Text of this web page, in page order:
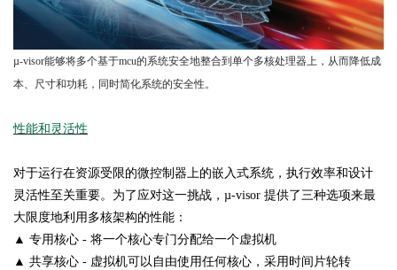
µ-visor能够将多个基于mcu的系统安全地整合到单个多核处理器上，从而降低成
本、尺寸和功耗，同时简化系统的安全性。
性能和灵活性
对于运行在资源受限的微控制器上的嵌入式系统，执行效率和设计
灵活性至关重要。为了应对这一挑战，µ-visor 提供了三种选项来最
大限度地利用多核架构的性能：
▲ 专用核心 - 将一个核心专门分配给一个虚拟机
▲ 共享核心 - 虚拟机可以自由使用任何核心，采用时间片轮转